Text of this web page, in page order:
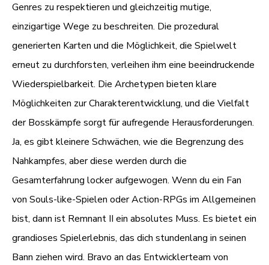
Genres zu respektieren und gleichzeitig mutige,
einzigartige Wege zu beschreiten. Die prozedural
generierten Karten und die Möglichkeit, die Spielwelt
erneut zu durchforsten, verleihen ihm eine beeindruckende
Wiederspielbarkeit. Die Archetypen bieten klare
Möglichkeiten zur Charakterentwicklung, und die Vielfalt
der Bosskämpfe sorgt für aufregende Herausforderungen.
Ja, es gibt kleinere Schwächen, wie die Begrenzung des
Nahkampfes, aber diese werden durch die
Gesamterfahrung locker aufgewogen. Wenn du ein Fan
von Souls-like-Spielen oder Action-RPGs im Allgemeinen
bist, dann ist Remnant II ein absolutes Muss. Es bietet ein
grandioses Spielerlebnis, das dich stundenlang in seinen
Bann ziehen wird. Bravo an das Entwicklerteam von